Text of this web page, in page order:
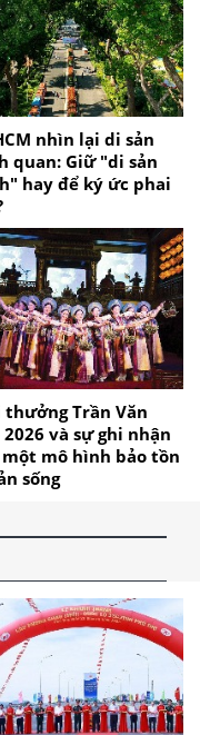
nhìn lại di sản
quan: Giữ "di sản
hay để ký ức phai
thưởng Trần Văn
2026 và sự ghi nhận
mô hình bảo tồn
sống